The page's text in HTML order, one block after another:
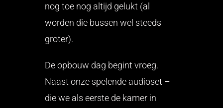
nog toe nog altijd gelukt (al
worden die bussen wel steeds
groter).
De opbouw dag begint vroeg.
Naast onze spelende audioset –
die we als eerste de kamer in